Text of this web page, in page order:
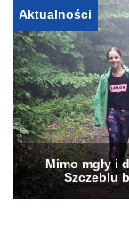
Aktualności
Mimo mgły i
Szczeblu